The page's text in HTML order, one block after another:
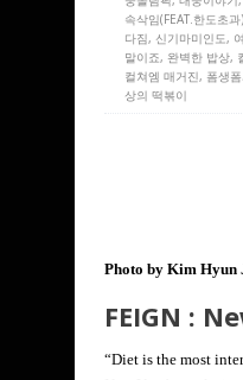
속삭임(FEAT.한도초
다짐, 신기마미인도,
말이죠, 완벽한 밥상,
컬쳐엠 매거진, 폼생
상의 떡볶이
Photo by Kim Hyun
FEIGN :
“Diet is the most